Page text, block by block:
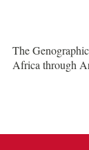
The
Africa through